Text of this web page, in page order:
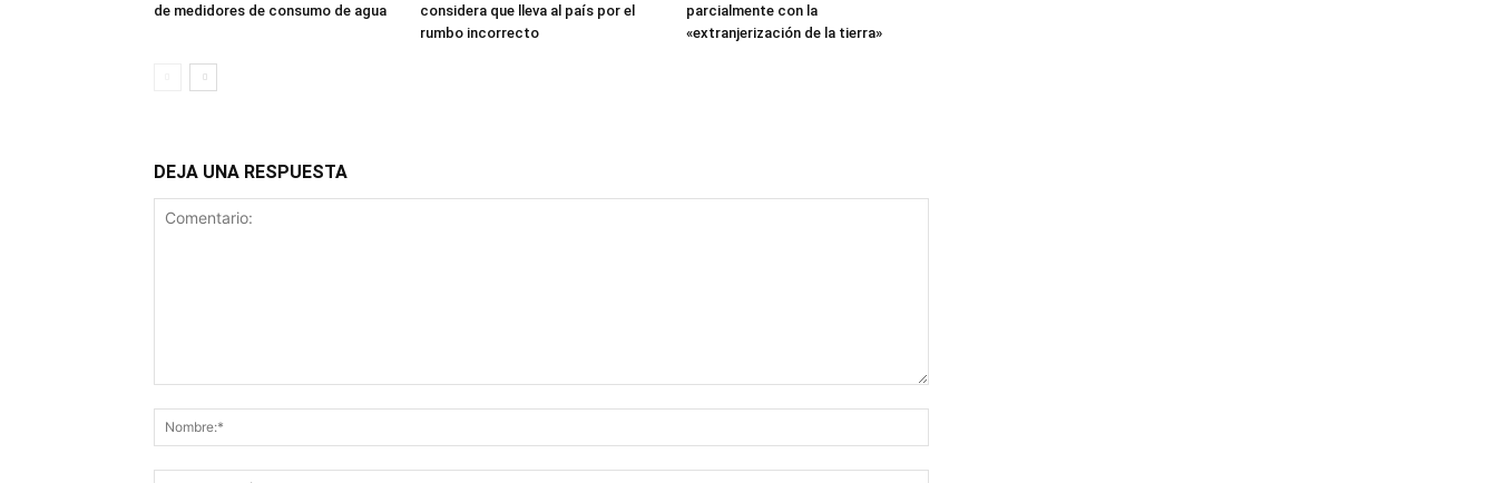
de medidores de consumo de agua
considera que lleva al país por el
rumbo incorrecto
parcialmente con la
«extranjerización de la tierra»
DEJA UNA RESPUESTA